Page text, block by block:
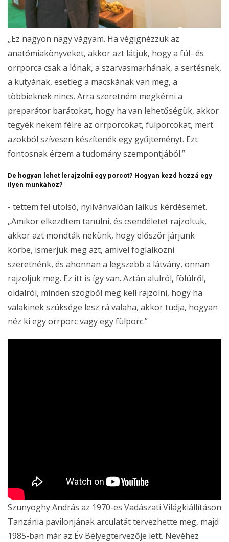
„Ez nagyon nagy vágyam. Ha végignézzük az
anatómiakönyveket, akkor azt látjuk, hogy a fül- és
orrporca csak a lónak, a szarvasmarhának, a sertésnek,
a kutyának, esetleg a macskának van meg, a
többieknek nincs. Arra szeretném megkérni a
preparátor barátokat, hogy ha van lehetőségük, akkor
tegyék nekem félre az orrporcokat, fülporcokat, mert
azokból szívesen készítenék egy gyűjteményt. Ezt
fontosnak érzem a tudomány szempontjából.”
De hogyan lehet lerajzolni egy porcot? Hogyan kezd hozzá egy
ilyen munkához?
- tettem fel utolsó, nyilvánvalóan laikus kérdésemet.
„Amikor elkezdtem tanulni, és csendéletet rajzoltuk,
akkor azt mondták nekünk, hogy először járjunk
körbe, ismerjük meg azt, amivel foglalkozni
szeretnénk, és ahonnan a legszebb a látvány, onnan
rajzoljuk meg. Ez itt is így van. Aztán alulról, fölülről,
oldalról, minden szögből meg kell rajzolni, hogy ha
valakinek szüksége lesz rá valaha, akkor tudja, hogyan
néz ki egy orrporc vagy egy fülporc.”
Szunyoghy András az 1970-es Vadászati Világkiállításon
Tanzánia pavilonjának arculatát tervezhette meg, majd
1985-ban már az Év Bélyegtervezője lett. Nevéhez